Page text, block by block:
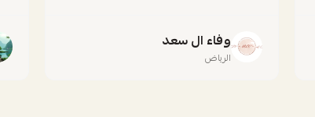
وفاء ال سعد
الرياض